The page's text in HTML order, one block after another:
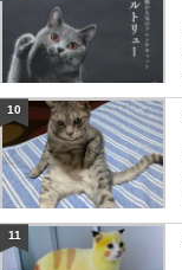
10
11